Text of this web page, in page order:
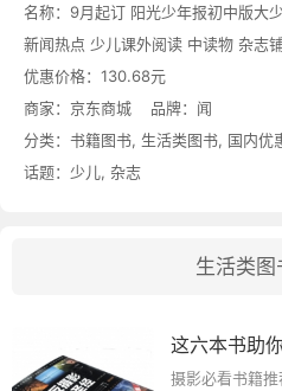
名称： 9月起订 阳光少年报初中版大
新闻热点 少儿课外阅读 中读物 杂志
优惠价格： 130.68元
商家： 京东商城 品牌： 闻
分类： 书籍图书, 生活类图书, 国内优
话题： 少儿, 杂志
生活类图
这六本书助
摄影必看书籍